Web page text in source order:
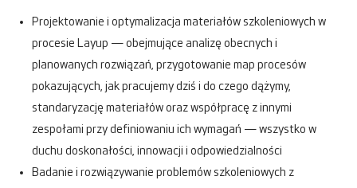
Projektowanie i optymalizacja materiałów szkoleniowych w
procesie Layup — obejmujące analizę obecnych i
planowanych rozwiązań, przygotowanie map procesów
pokazujących, jak pracujemy dziś i do czego dążymy,
standaryzację materiałów oraz współpracę z innymi
zespołami przy definiowaniu ich wymagań — wszystko w
duchu doskonałości, innowacji i odpowiedzialności
Badanie i rozwiązywanie problemów szkoleniowych z